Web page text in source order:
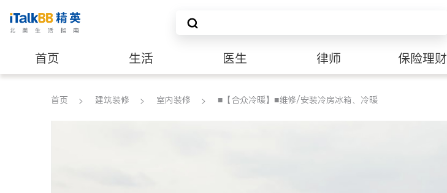
首页 生活 医生 律师 保险理财
建筑装修
首页 建筑装修 室内装修 ■【合众冷暖】■维修/安装冷房冰箱、冷暖